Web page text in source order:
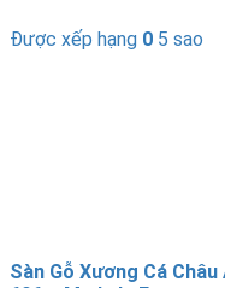
Được xếp hạng 0 5 sao
Sàn Gỗ Xương Cá Châu